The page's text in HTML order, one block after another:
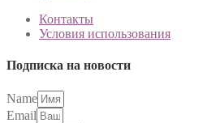
Контакты
Условия использования
Подписка на новости
Name
Email